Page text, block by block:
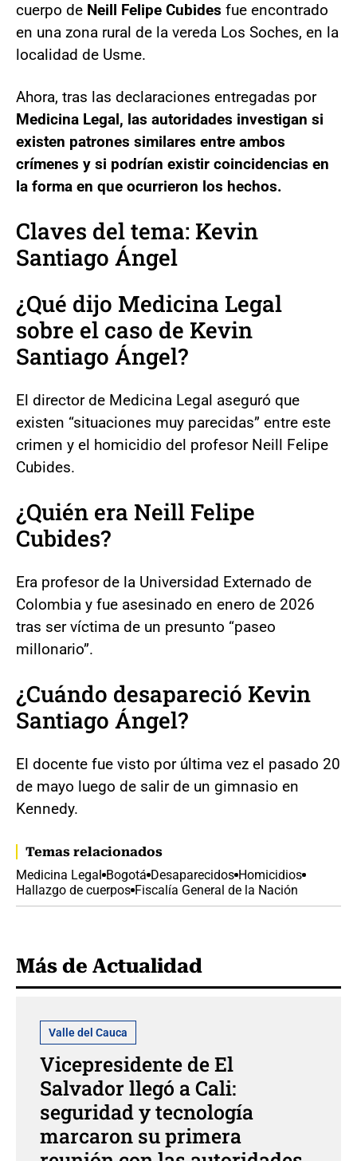
cuerpo de Neill Felipe Cubides fue encontrado
en una zona rural de la vereda Los Soches, en la
localidad de Usme.
Ahora, tras las declaraciones entregadas por
Medicina Legal, las autoridades investigan si
existen patrones similares entre ambos
crímenes y si podrían existir coincidencias en
la forma en que ocurrieron los hechos.
Claves del tema: Kevin
Santiago Ángel
¿Qué dijo Medicina Legal
sobre el caso de Kevin
Santiago Ángel?
El director de Medicina Legal aseguró que
existen “situaciones muy parecidas” entre este
crimen y el homicidio del profesor Neill Felipe
Cubides.
¿Quién era Neill Felipe
Cubides?
Era profesor de la Universidad Externado de
Colombia y fue asesinado en enero de 2026
tras ser víctima de un presunto “paseo
millonario”.
¿Cuándo desapareció Kevin
Santiago Ángel?
El docente fue visto por última vez el pasado 20
de mayo luego de salir de un gimnasio en
Kennedy.
Temas relacionados
Medicina Legal Bogotá Desaparecidos Homicidios
Hallazgo de cuerpos Fiscalía General de la Nación
Más de Actualidad
Valle del Cauca
Vicepresidente de El
Salvador llegó a Cali:
seguridad y tecnología
marcaron su primera